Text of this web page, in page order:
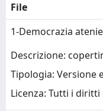
File
1-Democrazia
Descrizione:
Tipologia: Versione
Licenza: Tutti i